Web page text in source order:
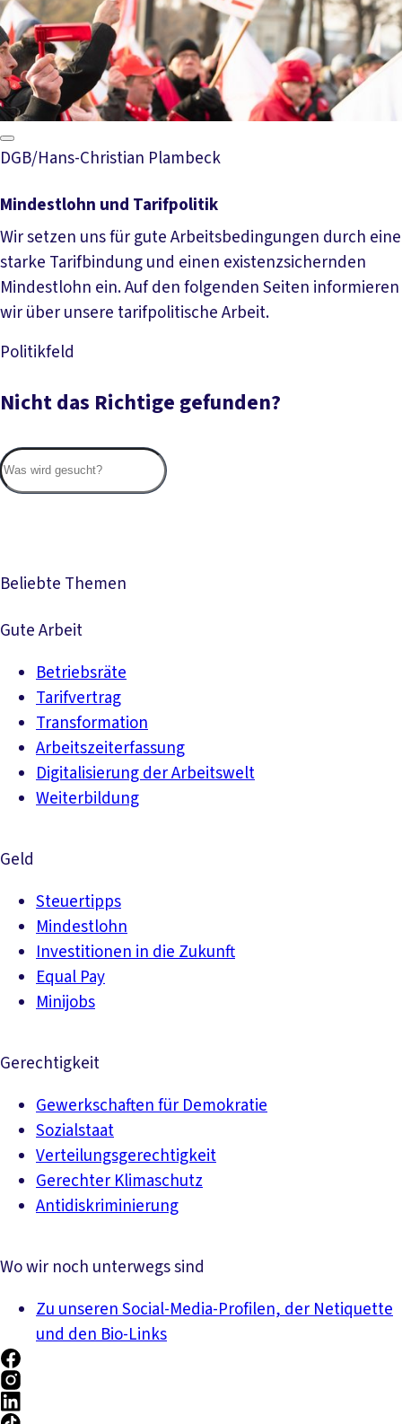
DGB/Hans-Christian Plambeck
Mindestlohn und Tarifpolitik
Wir setzen uns für gute Arbeitsbedingungen durch eine
starke Tarifbindung und einen existenzsichernden
Mindestlohn ein. Auf den folgenden Seiten informieren
wir über unsere tarifpolitische Arbeit.
Politikfeld
Mehr lesen
Nicht das Richtige gefunden?
Beliebte Themen
Gute Arbeit
Betriebsräte
Tarifvertrag
Transformation
Arbeitszeiterfassung
Digitalisierung der Arbeitswelt
Weiterbildung
Geld
Steuertipps
Mindestlohn
Investitionen in die Zukunft
Equal Pay
Minijobs
Gerechtigkeit
Gewerkschaften für Demokratie
Sozialstaat
Verteilungsgerechtigkeit
Gerechter Klimaschutz
Antidiskriminierung
Wo wir noch unterwegs sind
Zu unseren Social-Media-Profilen, der Netiquette
und den Bio-Links